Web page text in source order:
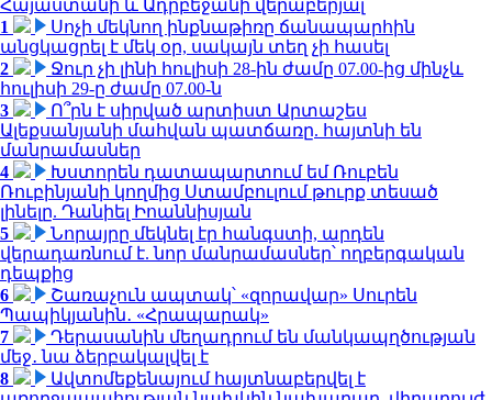
Հայաստանի և Ադրբեջանի վերաբերյալ
1
Սոչի մեկնող ինքնաթիռը ճանապարհին
անցկացրել է մեկ օր, սակայն տեղ չի հասել
2
Ջուր չի լինի հուլիսի 28-ին ժամը 07.00-ից մինչև
հուլիսի 29-ը ժամը 07.00-ն
3
Ո՞րն է սիրված արտիստ Արտաշես
Ալեքսանյանի մահվան պատճառը. հայտնի են
մանրամասներ
4
Խստորեն դատապարտում եմ Ռուբեն
Ռուբինյանի կողմից Ստամբուլում թուրք տեսած
լինելը. Դանիել Իոաննիսյան
5
Նորայրը մեկնել էր հանգստի, արդեն
վերադառնում է. նոր մանրամասներ՝ ողբերգական
դեպքից
6
Շառաչուն ապտակ՝ «զորավար» Սուրեն
Պապիկյանին․ «Հրապարակ»
7
Դերասանին մեղադրում են մանկապղծության
մեջ․ նա ձերբակալվել է
8
Ավտոմեքենայում հայտնաբերվել է